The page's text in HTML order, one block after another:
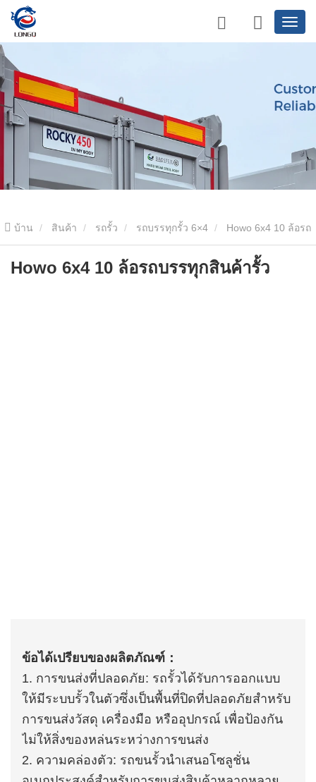
บ้าน สินค้า รถรั้ว รถบรรทุกรั้ว 6×4
บรรทุกสินค้ารั้ว
Howo 6x4 10 ล้อรถบรรทุกสินค้ารั้ว
ข้อได้เปรียบของผลิตภัณฑ์：
1. การขนส่งที่ปลอดภัย: รถรั้วได้รับการออกแบบ
ให้มีระบบรั้วในตัวซึ่งเป็นพื้นที่ปิดที่ปลอดภัยสำหรับ
การขนส่งวัสดุ เครื่องมือ หรืออุปกรณ์ เพื่อป้องกัน
ไม่ให้สิ่งของหล่นระหว่างการขนส่ง
2. ความคล่องตัว: รถขนรั้วนำเสนอโซลูชั่น